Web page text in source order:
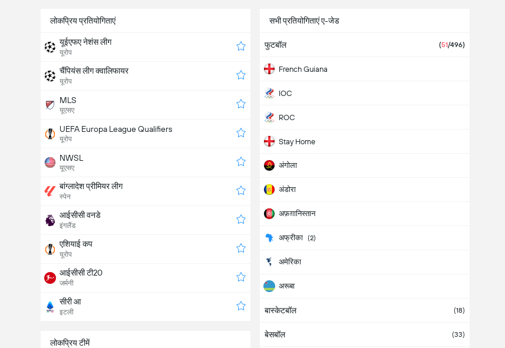
लोकप्रिय प्रतियोगिताएं
यूईएफए नेशंस लीग
यूरोप
चैंपियंस लीग क्वालिफायर
यूरोप
MLS
यूएसए
UEFA Europa League Qualifiers
यूरोप
NWSL
यूएसए
बांग्लादेश प्रीमियर लीग
स्पेन
आईसीसी वनडे
इंगलैंड
एशियाई कप
यूरोप
आईसीसी टी20
जर्मनी
सीरी आ
इटली
सभी प्रतियोगिताएं ए-जेड
फुटबॉल (51/496)
French Guiana
IOC
ROC
Stay Home
अंगोला
अंडोरा
अफ़ग़ानिस्तान
अफ्रीका (2)
अमेरिका
अरूबा
अर्जेंटीना
अल्बानिया
बास्केटबॉल (18)
बेसबॉल (33)
लोकप्रिय टीमें